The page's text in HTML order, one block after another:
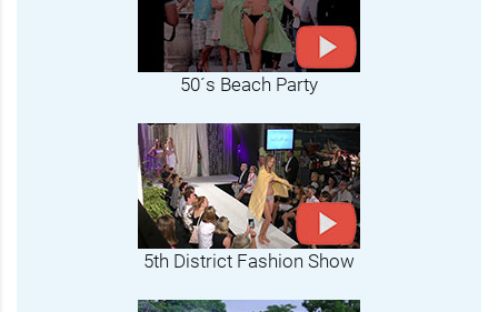
50´s Beach Party
5th District Fashion Show